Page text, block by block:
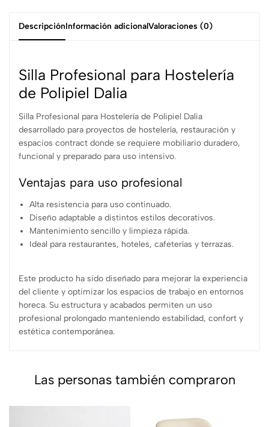
DescripciónInformación adicionalValoraciones (0)
Silla Profesional para Hostelería
de Polipiel Dalia
Silla Profesional para Hostelería de Polipiel Dalia
desarrollado para proyectos de hostelería, restauración y
espacios contract donde se requiere mobiliario duradero,
funcional y preparado para uso intensivo.
Ventajas para uso profesional
Alta resistencia para uso continuado.
Diseño adaptable a distintos estilos decorativos.
Mantenimiento sencillo y limpieza rápida.
Ideal para restaurantes, hoteles, cafeterías y terrazas.
Este producto ha sido diseñado para mejorar la experiencia
del cliente y optimizar los espacios de trabajo en entornos
horeca. Su estructura y acabados permiten un uso
profesional prolongado manteniendo estabilidad, confort y
estética contemporánea.
Las personas también compraron